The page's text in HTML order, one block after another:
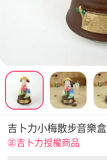
吉卜力小梅散步音樂盒
㊣吉卜力授權商品